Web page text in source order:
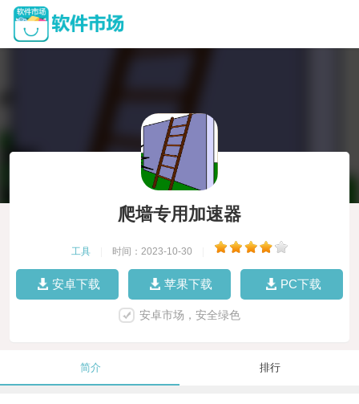
爬墙专用加速器
工具 时间：2023-10-30
安卓下载 苹果下载 PC下载
安卓市场，安全绿色
简介 排行